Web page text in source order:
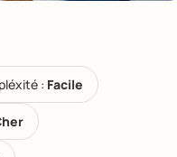
: Facile